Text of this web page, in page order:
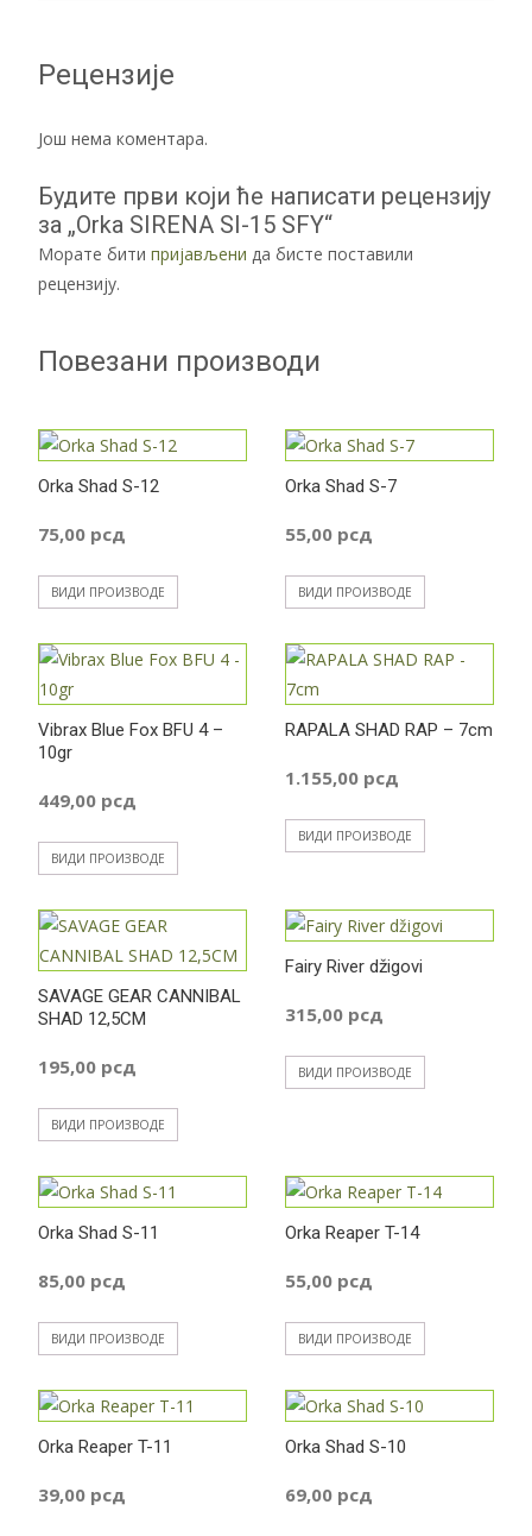
Рецензије
Још нема коментара.
Будите први који ће написати рецензију
за „Orka SIRENA SI-15 SFY“
Морате бити пријављени да бисте поставили
рецензију.
Повезани производи
Orka Shad S-12
75,00 рсд
ВИДИ ПРОИЗВОДЕ
Orka Shad S-7
55,00 рсд
ВИДИ ПРОИЗВОДЕ
Vibrax Blue Fox BFU 4 –
10gr
449,00 рсд
ВИДИ ПРОИЗВОДЕ
RAPALA SHAD RAP – 7cm
1.155,00 рсд
ВИДИ ПРОИЗВОДЕ
SAVAGE GEAR CANNIBAL
SHAD 12,5CM
195,00 рсд
ВИДИ ПРОИЗВОДЕ
Fairy River džigovi
315,00 рсд
ВИДИ ПРОИЗВОДЕ
Orka Shad S-11
85,00 рсд
ВИДИ ПРОИЗВОДЕ
Orka Reaper T-14
55,00 рсд
ВИДИ ПРОИЗВОДЕ
Orka Reaper T-11
39,00 рсд
Orka Shad S-10
69,00 рсд